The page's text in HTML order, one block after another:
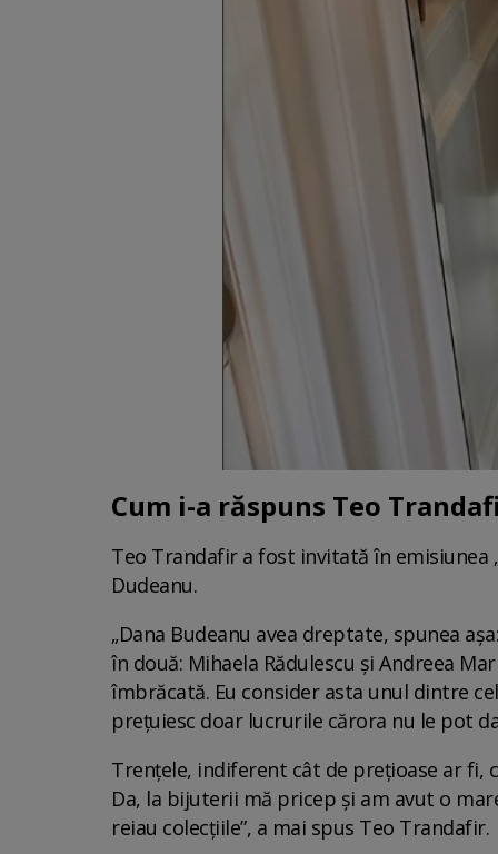
Cum i-a răspuns Teo
Teo Trandafir a fost invitată în emisiunea
Dudeanu.
„Dana Budeanu avea dreptate, spunea
în două: Mihaela Rădulescu și Andreea
îmbrăcată. Eu consider asta unul dintre
prețuiesc doar lucrurile cărora nu le pot
Trențele, indiferent cât de prețioase ar fi,
Da, la bijuterii mă pricep și am avut o
reiau colecțiile”, a mai spus Teo Trandafir.